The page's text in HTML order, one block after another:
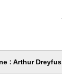
: Arthur Dreyfus